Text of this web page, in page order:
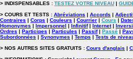
> INDISPENSABLES : TESTEZ VOTRE NIVEAU |
> COURS ET TESTS : Abréviations | Accords |
Contraires | Corps | Couleurs | Courrier | Cours |
Homonymes | Impersonnel | Infinitif| Internet|
Ordres | Participes | Particules | Passif| Passé |
Subordonnées | Synonymes | Temps | Tests de
> NOS AUTRES SITES GRATUITS : Cours d'anglais |